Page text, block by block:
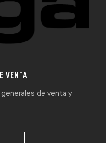
VENTA
de venta y